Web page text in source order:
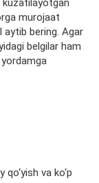
kuzatilayotgan
murojaat
bering. Agar
belgilar ham
va ko‘p